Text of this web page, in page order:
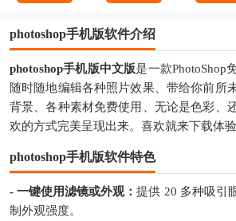
photoshop手机版软件介绍
photoshop手机版中文版是一款PhotoShop
随时随地编辑各种照片效果、带给你前所
背景、各种素材免费使用、无论是色彩、
欢的方式完美呈现出来。喜欢就来下载体验
photoshop手机版软件特色
- 一键使用滤镜或外观：提供 20 多种吸引
制外观强度。